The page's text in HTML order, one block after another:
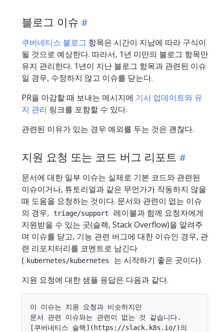
블로그 이슈
쿠버네티스 블로그 항목은 시간이 지남에 따라 구식이
될 것으로 예상한다. 따라서, 1년 미만의 블로그 항목만
유지 관리한다. 1년이 지난 블로그 항목과 관련된 이슈
일 경우, 수정하지 않고 이슈를 닫는다.
PR을 마감할 때 보내는 메시지에 기사 업데이트와 유
지 관리 링크를 포함할 수 있다.
관련된 이유가 있는 경우 예외를 두는 것은 괜찮다.
지원 요청 또는 코드 버그 리포트
문서에 대한 일부 이슈는 실제로 기본 코드와 관련된
이슈이거나, 튜토리얼과 같은 무언가가 작동하지 않을
때 도움을 요청하는 것이다. 문서와 관련이 없는 이슈
의 경우,
triage/support
레이블과 함께 요청자에게
지원받을 수 있는 곳(슬랙, Stack Overflow)을 알려주
며 이슈를 닫고, 기능 관련 버그에 대한 이슈인 경우, 관
련 리포지터리를 코멘트로 남긴다
( kubernetes/kubernetes
는 시작하기 좋은 곳이다).
지원 요청에 대한 샘플 응답은 다음과 같다.
이 이슈는 지원 요청과 비슷하지만
문서 관련 이슈와는 관련이 없는 것 같습니다.
[쿠버네티스 슬랙](https://slack.k8s.io/)의